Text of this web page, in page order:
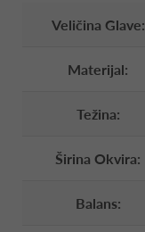
Veličina Glave:
Materijal:
Težina:
Širina Okvira:
Balans: